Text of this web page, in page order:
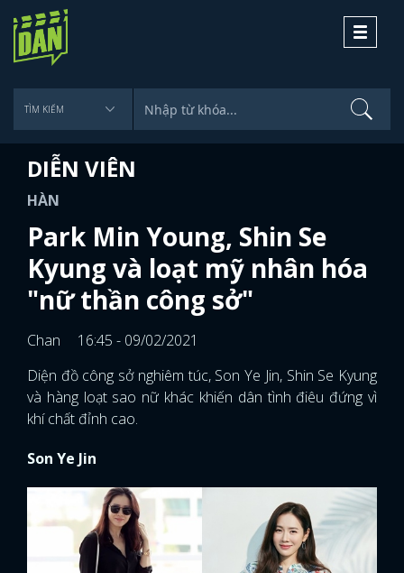
Toggle
DIỄN VIÊN
HÀN
Park Min Young, Shin Se
Kyung và loạt mỹ nhân hóa
"nữ thần công sở"
Chan
16:45 - 09/02/2021
Diện đồ công sở nghiêm túc, Son Ye Jin, Shin Se Kyung
và hàng loạt sao nữ khác khiến dân tình điêu đứng vì
khí chất đỉnh cao.
Son Ye Jin